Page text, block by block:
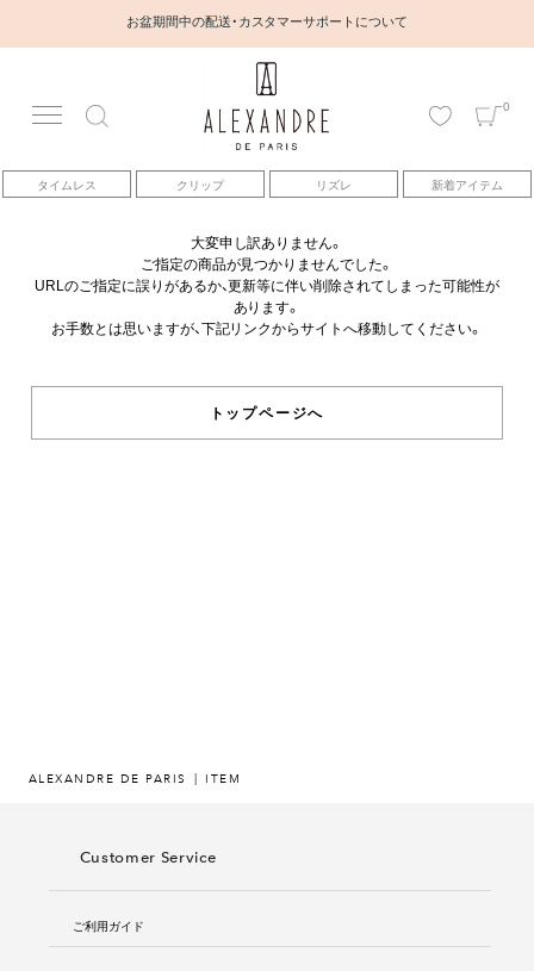
お盆期間中の配送・カスタマーサポートについて
0
タイムレス クリップ リズレ 新着アイテム
アカウント
アイテム
ベストセラー
コレクション
大変申し訳ありません。
ご指定の商品が見つかりませんでした。
URLのご指定に誤りがあるか、更新等に伴い削除されてしまった可能性が
あります。
お手数とは思いますが、下記リンクからサイトへ移動してください。
トップページへ
ALEXANDRE DE PARIS ITEM
Customer Service
ご利用ガイド